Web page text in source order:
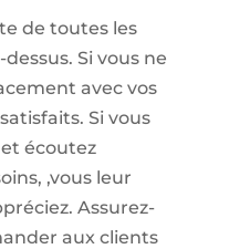
de toutes les
Si vous ne
avec vos
Si vous
écoutez
,vous leur
Assurez-
aux clients